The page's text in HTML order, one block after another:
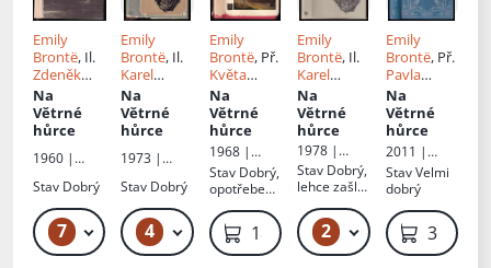
Emily
Brontë, Il.
Zdeněk
Brdlík
Květa
Maryšková
Na
Větrné
hůrce
1960 |
nakladatels
tví krásné
literatury,
hudby a
umění
Stav Dobrý
7 169 Kč – 199 Kč
Emily
Brontë, Il.
Karel
Hruška
Květa
Maryšková
Na
Větrné
hůrce
1973 |
nakladatels
tví
Stav Dobrý
4 119 Kč – 129 Kč
Emily
Brontë, Př.
Květa
Maryšková
Na
Větrné
hůrce
1968 |
Odeon
Stav Dobrý,
opotřebená
stránky s
flíčky
189 Kč
Emily
Brontë, Il.
Karel
Hruška
Květa
Maryšková
Na
Větrné
hůrce
1978 |
Lidové
nakladatels
Stav Dobrý,
lehce zašlá
2 119 Kč – 149 Kč
Emily
Brontë, Př.
Pavla
Iblová
Matouš Ibl
Na
Větrné
hůrce
2011 |
Českoslove
nský
spisovatel
StavVelmi
dobrý
369 Kč